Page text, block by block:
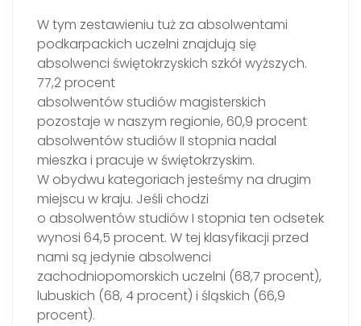
W tym zestawieniu tuż za absolwentami
podkarpackich uczelni znajdują się
absolwenci świętokrzyskich szkół wyższych.
77,2 procent
absolwentów studiów magisterskich
pozostaje w naszym regionie, 60,9 procent
absolwentów studiów II stopnia nadal
mieszka i pracuje w świętokrzyskim.
W obydwu kategoriach jesteśmy na drugim
miejscu w kraju. Jeśli chodzi
o absolwentów studiów I stopnia ten odsetek
wynosi 64,5 procent. W tej klasyfikacji przed
nami są jedynie absolwenci
zachodniopomorskich uczelni (68,7 procent),
lubuskich (68, 4 procent) i śląskich (66,9
procent).